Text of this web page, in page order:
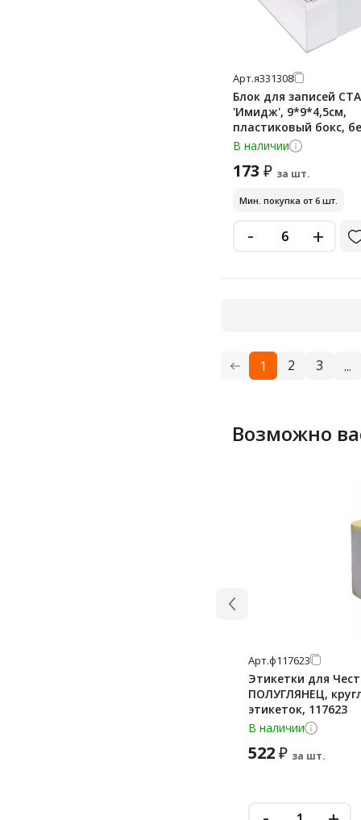
Арт.я331308
Блок для записей
'Имидж', 9*9*4,5см,
пластиковый бокс,
В наличии
173 ₽ за шт.
Мин. покупка от 6 шт.
- +
1 2 3 ...
Возможно
Арт.ф117623
Этикетки для
ПОЛУГЛЯНЕЦ,
этикеток, 117623
В наличии
522₽ за шт.